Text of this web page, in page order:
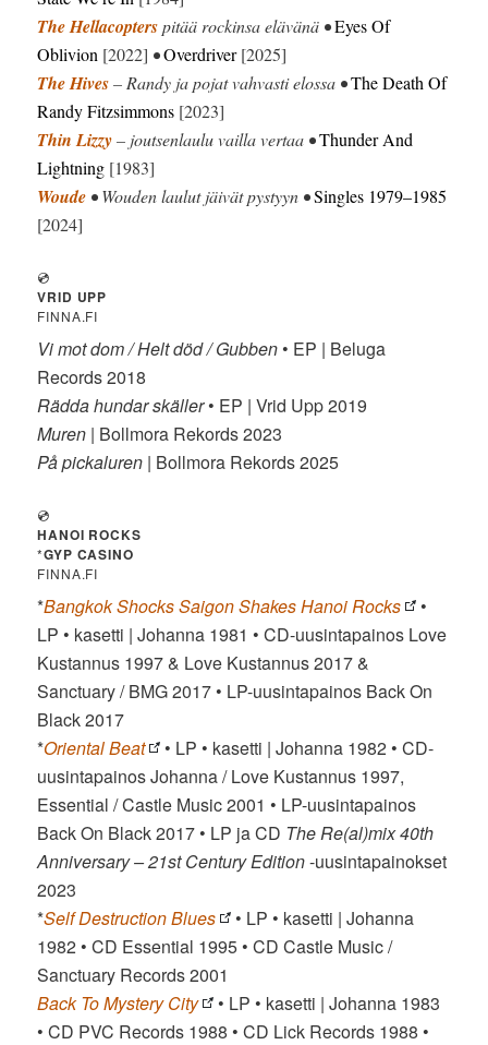
The Hellacopterspitää rockinsa elävänä •Eyes Of
Oblivion [2022] •Overdriver[2025]
The Hives– Randy ja pojat vahvasti elossa •The Death Of
Randy Fitzsimmons [2023]
Thin Lizzy– joutsenlaulu vailla vertaa •Thunder And
Lightning [1983]
Woude • Wouden laulut jäivät pystyyn •Singles 1979–1985
[2024]
💿
VRID UPP
FINNA.FI
Vi mot dom / Helt död / Gubben • EP | Beluga
Records 2018
Rädda hundar skäller• EP | Vrid Upp 2019
Muren | Bollmora Rekords 2023
På pickaluren | Bollmora Rekords 2025
💿
HANOI ROCKS
*GYP CASINO
FINNA.FI
*Bangkok Shocks Saigon Shakes Hanoi Rocks
•
LP • kasetti | Johanna 1981 • CD-uusintapainos Love
Kustannus 1997 & Love Kustannus 2017 &
Sanctuary / BMG 2017 • LP-uusintapainos Back On
Black 2017
*Oriental Beat
• LP • kasetti | Johanna 1982 • CD-
uusintapainos Johanna / Love Kustannus 1997,
Essential / Castle Music 2001 • LP-uusintapainos
Back On Black 2017 • LP ja CD The Re(al)mix 40th
Anniversary – 21st Century Edition-uusintapainokset
2023
*Self Destruction Blues
• LP • kasetti | Johanna
1982 • CD Essential 1995 • CD Castle Music /
Sanctuary Records 2001
Back To Mystery City
• LP • kasetti | Johanna 1983
• CD PVC Records 1988 • CD Lick Records 1988 •